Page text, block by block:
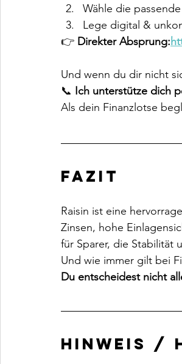
Wähle die
Lege digital &
👉 Direkter Absprung:
Und wenn du dir nicht
📞 Ich unterstütze dich
Als dein Finanzlotse
Fazit
Raisin ist eine
Zinsen, hohe
für Sparer, die Stabilität
Und wie immer gilt bei
Du entscheidest nicht
Hinweis /